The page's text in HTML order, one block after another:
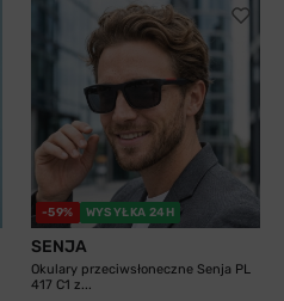
-59% WYSYŁKA 24H
SENJA
Okulary przeciwsłoneczne Senja PL
417 C1 z...